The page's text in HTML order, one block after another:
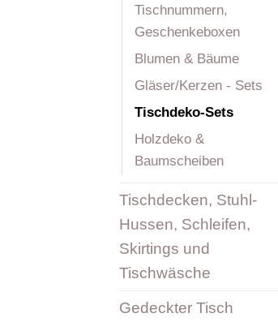
Tischnummern,
Geschenkeboxen
Blumen & Bäume
Gläser/Kerzen - Sets
Tischdeko-Sets
Holzdeko &
Baumscheiben
Tischdecken, Stuhl-
Hussen, Schleifen,
Skirtings und
Tischwäsche
Gedeckter Tisch